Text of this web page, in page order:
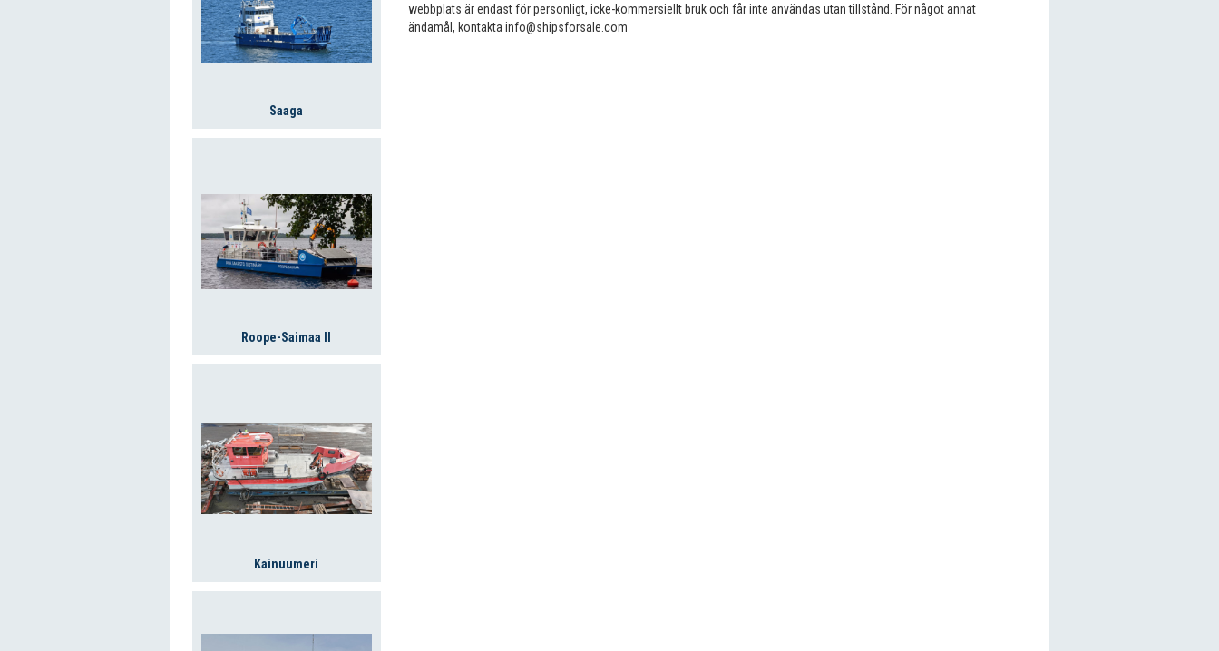
Saaga
Roope-Saimaa II
Kainuumeri
webbplats är endast för personligt, icke-kommersiellt bruk och får inte användas utan tillstånd. För något annat
ändamål, kontakta info@shipsforsale.com